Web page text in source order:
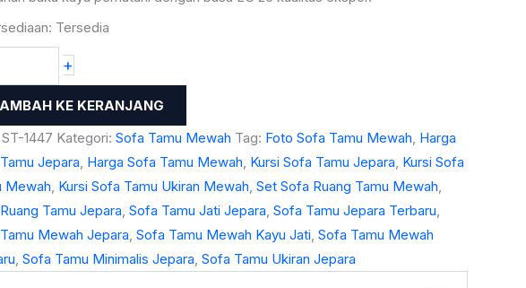
Tersedia
+
KE KERANJANG
ST-1447 Kategori: Sofa Tamu Mewah Tag: Foto Sofa Tamu Mewah, Harga
Jepara, Harga Sofa Tamu Mewah, Kursi Sofa Tamu Jepara, Kursi Sofa
Mewah, Kursi Sofa Tamu Ukiran Mewah, Set Sofa Ruang Tamu Mewah,
Tamu Jepara, Sofa Tamu Jati Jepara, Sofa Tamu Jepara Terbaru,
Mewah Jepara, Sofa Tamu Mewah Kayu Jati, Sofa Tamu Mewah
, Sofa Tamu Minimalis Jepara, Sofa Tamu Ukiran Jepara